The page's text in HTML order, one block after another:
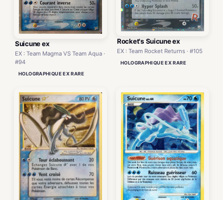
Suicune ex
EX : Team Magma VS Team Aqua ·
#94
HOLOGRAPHIQUE EX RARE
Rocket's Suicune ex
EX : Team Rocket Returns · #105
HOLOGRAPHIQUE EX RARE